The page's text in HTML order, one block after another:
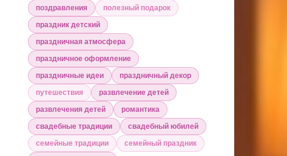
поздравления
полезный подарок
праздник детский
праздничная атмосфера
праздничное оформление
праздничные идеи
праздничный декор
путешествия
развлечение детей
развлечения детей
романтика
свадебные традиции
свадебный юбилей
семейные традиции
семейный праздник